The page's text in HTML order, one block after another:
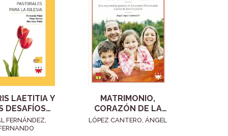
LAETITIA Y
DESAFÍOS
PARA LA
IGLESIA
FERNÁNDEZ,
MATRIMONIO,
CORAZÓN DE LA
FAMILIA
LÓPEZ CANTERO, ÁNGEL